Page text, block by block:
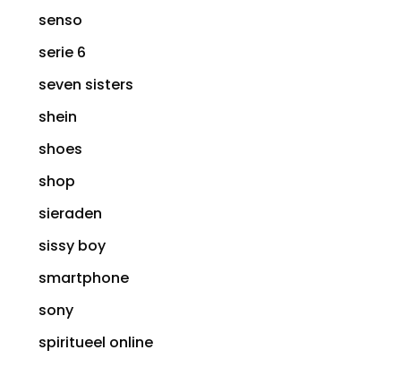
senso
serie 6
seven sisters
shein
shoes
shop
sieraden
sissy boy
smartphone
sony
spiritueel online